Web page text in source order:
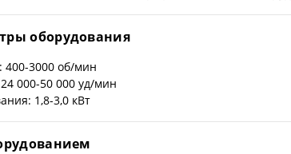
оборудования
400-3000 об/мин
000-50 000 уд/мин
1,8-3,0 кВт